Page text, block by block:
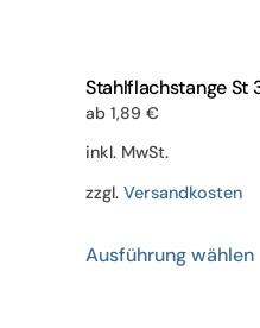
Stahlflachstange St
ab 1,89 €
inkl. MwSt.
zzgl. Versandkosten
Ausführung wählen